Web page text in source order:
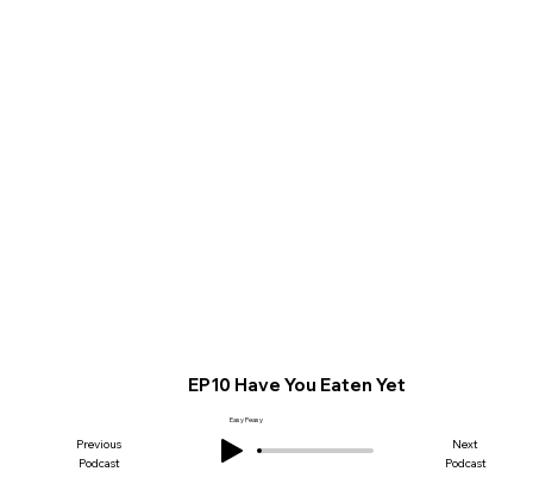
Previous
Podcast
EP10 Have You Eaten Yet
Easy Peasy
Next
Podcast